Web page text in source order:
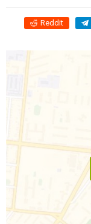
Reddit